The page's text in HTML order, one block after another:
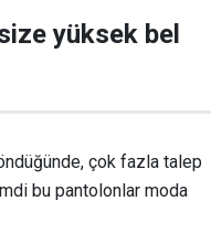
yüksek bel
çok fazla talep
bu pantolonlar moda